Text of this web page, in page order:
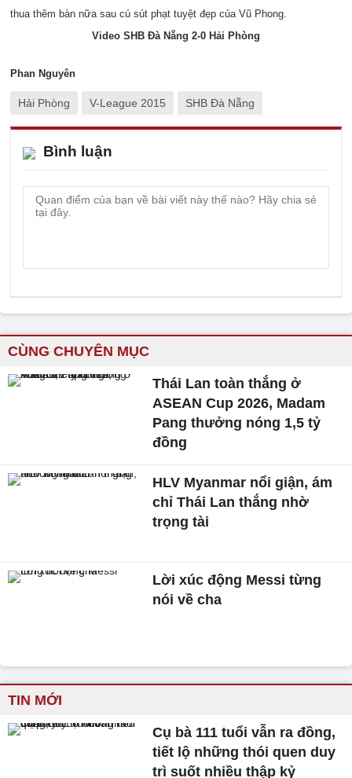
thua thêm bàn nữa sau cú sút phạt tuyệt đẹp của Vũ Phong.
Video SHB Đà Nẵng 2-0 Hải Phòng
Phan Nguyên
Hải Phòng V-League 2015 SHB Đà Nẵng
Bình luận
CÙNG CHUYÊN MỤC
Thái Lan toàn thắng ở
ASEAN Cup 2026, Madam
Pang thưởng nóng 1,5 tỷ
đồng
HLV Myanmar nổi giận, ám
chỉ Thái Lan thắng nhờ
trọng tài
Lời xúc động Messi từng
nói về cha
TIN MỚI
Cụ bà 111 tuổi vẫn ra đồng,
tiết lộ những thói quen duy
trì suốt nhiều thập kỷ